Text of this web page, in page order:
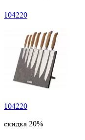
104220
104220
скидка 20%